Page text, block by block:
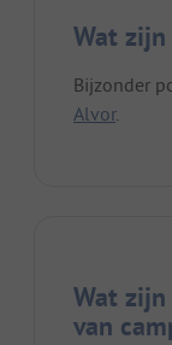
Wat
Bijzonder
Alvor.
Wat
van